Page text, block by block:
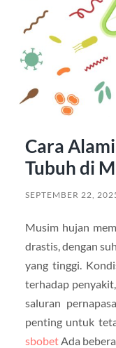
Cara
Tubuh di
SEPTEMBER 22,
Musim hujan
drastis, dengan
yang tinggi.
terhadap
saluran
penting untuk
sbobetAda